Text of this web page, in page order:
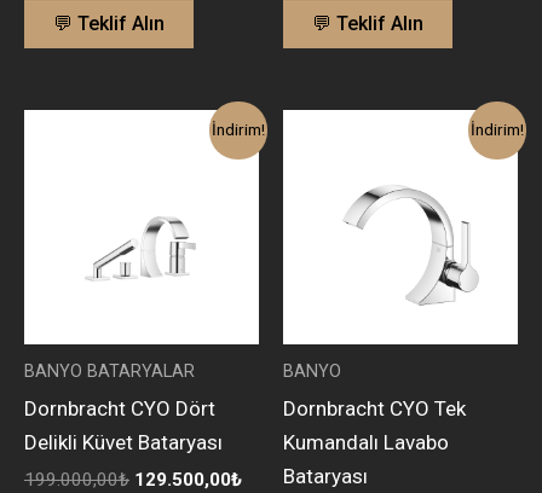
💬 Teklif Alın 💬 Teklif Alın
İndirim!
BANYO BATARYALAR
Dornbracht CYO Dört
Delikli Küvet Bataryası
199.000,00₺
199.000,00₺.
129.500,00₺
Şu
andaki
fiyat:
İndirim!
BANYO
Dornbracht CYO Tek
Kumandalı Lavabo
Bataryası
Şu
andaki
fiyat: